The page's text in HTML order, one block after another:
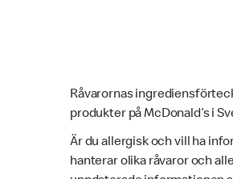
Råvarornas
produkter på McDonald’s i
Är du allergisk och vill ha
hanterar olika råvaror och